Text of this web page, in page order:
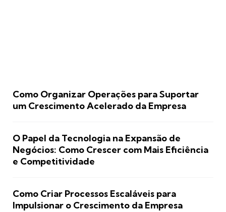
Como Organizar Operações para Suportar
um Crescimento Acelerado da Empresa
O Papel da Tecnologia na Expansão de
Negócios: Como Crescer com Mais Eficiência
e Competitividade
Como Criar Processos Escaláveis para
Impulsionar o Crescimento da Empresa